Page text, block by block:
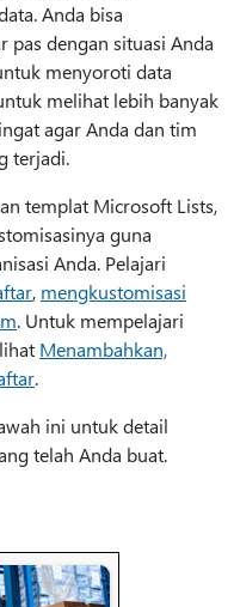
Anda bisa
pas dengan situasi Anda
menyoroti data
melihat lebih banyak
agar Anda dan tim
terjadi.
templat Microsoft Lists,
guna
Anda. Pelajari
, mengkustomisasi
. Untuk mempelajari
Menambahkan,
.
ini untuk detail
telah Anda buat.